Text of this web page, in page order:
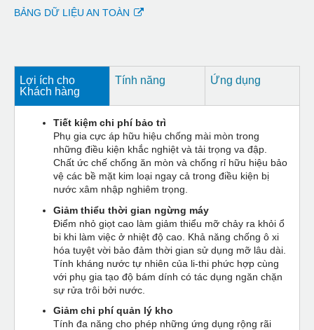
BẢNG DỮ LIỆU AN TOÀN
Lợi ích cho
Khách hàng
Tính năng Ứng dụng
Tiết kiệm chi phí bảo trì
Phụ gia cực áp hữu hiệu chống mài mòn trong
những điều kiện khắc nghiệt và tải trọng va đập.
Chất ức chế chống ăn mòn và chống rỉ hữu hiệu bảo
vệ các bề mặt kim loại ngay cả trong điều kiện bị
nước xâm nhập nghiêm trọng.
Giảm thiểu thời gian ngừng máy
Điểm nhỏ giọt cao làm giảm thiểu mỡ chảy ra khỏi ổ
bi khi làm việc ở nhiệt độ cao. Khả năng chống ô xi
hóa tuyệt vời bảo đảm thời gian sử dụng mỡ lâu dài.
Tính kháng nước tự nhiên của li-thi phức hợp cùng
với phụ gia tạo độ bám dính có tác dụng ngăn chặn
sự rửa trôi bởi nước.
Giảm chi phí quản lý kho
Tính đa năng cho phép những ứng dụng rộng rãi